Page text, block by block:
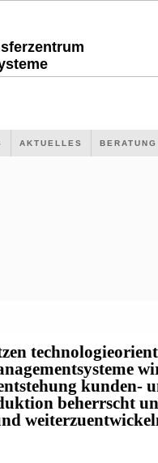
AKTUELLES
kunden-
beherrscht